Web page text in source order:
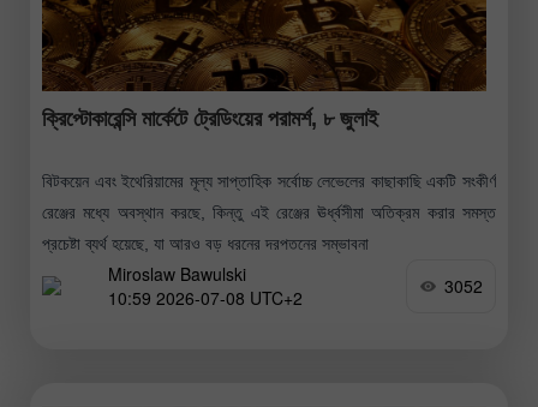
ক্রিপ্টোকারেন্সি মার্কেটে ট্রেডিংয়ের পরামর্শ, ৮ জুলাই
বিটকয়েন এবং ইথেরিয়ামের মূল্য সাপ্তাহিক সর্বোচ্চ লেভেলের কাছাকাছি একটি সংকীর্ণ
রেঞ্জের মধ্যে অবস্থান করছে, কিন্তু এই রেঞ্জের ঊর্ধ্বসীমা অতিক্রম করার সমস্ত
প্রচেষ্টা ব্যর্থ হয়েছে, যা আরও বড় ধরনের দরপতনের সম্ভাবনা
Miroslaw Bawulski
10:59 2026-07-08 UTC+2
3052